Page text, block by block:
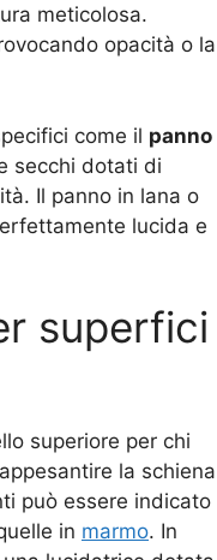
meticolosa.
opacità o la
come il panno
secchi dotati di
Il panno in lana o
lucida e
superfici
superiore per chi
la schiena
può essere indicato
in marmo. In